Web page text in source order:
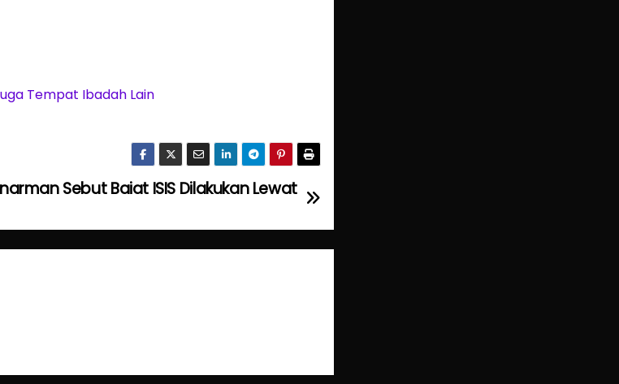
Tempat Ibadah Lain
Sebut Baiat ISIS Dilakukan Lewat